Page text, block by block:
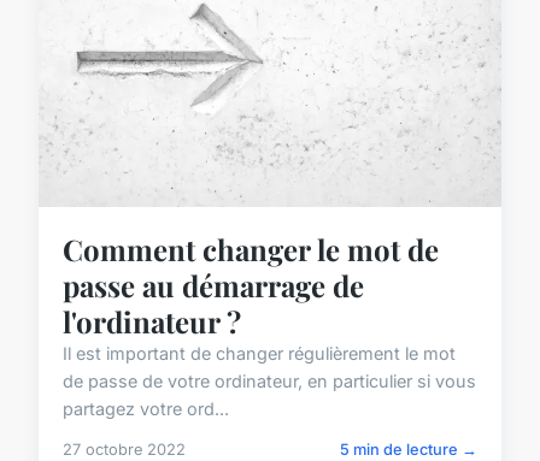
Comment changer le mot de
passe au démarrage de
l'ordinateur ?
Il est important de changer régulièrement le mot
de passe de votre ordinateur, en particulier si vous
partagez votre ord...
27 octobre 2022 5 min de lecture →